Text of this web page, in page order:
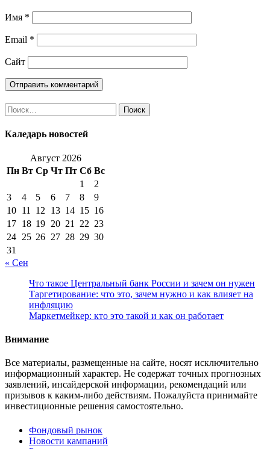
Имя *
Email *
Сайт
Найти:
Каледарь новостей
Август 2026
Пн Вт Ср Чт Пт Сб Вс
1
2
3
4 5 6 7 8
9
10 11 12 13 14 15 16
17 18 19 20 21 22 23
24 25 26 27 28 29 30
31
« Сен
Что такое Центральный банк России и зачем он нужен
Таргетирование: что это, зачем нужно и как влияет на
инфляцию
Маркетмейкер: кто это такой и как он работает
Внимание
Все материалы, размещенные на сайте, носят исключительно
информационный характер. Не содержат точных прогнозных
заявлений, инсайдерской информации, рекомендаций или
призывов к каким-либо действиям. Пожалуйста принимайте
инвестиционные решения самостоятельно.
Фондовый рынок
Новости кампаний